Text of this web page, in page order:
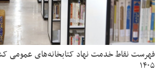
فهرست نقاط خدمت نهاد کتابخانه‌های عمومی
۱۴۰۵